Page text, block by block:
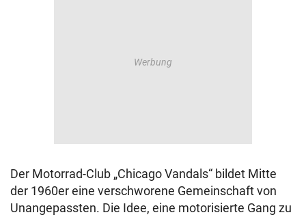
Der Motorrad-Club „Chicago Vandals“ bildet Mitte
der 1960er eine verschworene Gemeinschaft von
Unangepassten. Die Idee, eine motorisierte Gang zu